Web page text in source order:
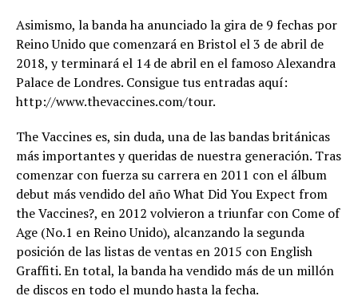
Asimismo, la banda ha anunciado la gira de 9 fechas por
Reino Unido que comenzará en Bristol el 3 de abril de
2018, y terminará el 14 de abril en el famoso Alexandra
Palace de Londres. Consigue tus entradas aquí:
http://www.thevaccines.com/tour.
The Vaccines es, sin duda, una de las bandas británicas
más importantes y queridas de nuestra generación. Tras
comenzar con fuerza su carrera en 2011 con el álbum
debut más vendido del año What Did You Expect from
the Vaccines?, en 2012 volvieron a triunfar con Come of
Age (No.1 en Reino Unido), alcanzando la segunda
posición de las listas de ventas en 2015 con English
Graffiti. En total, la banda ha vendido más de un millón
de discos en todo el mundo hasta la fecha.